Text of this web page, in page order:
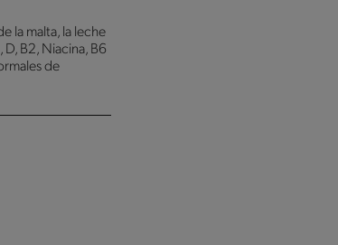
la malta, la leche
B2, Niacina, B6
de